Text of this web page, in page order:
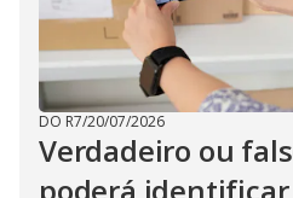
DO R7/20/07/2026
Verdadeiro ou